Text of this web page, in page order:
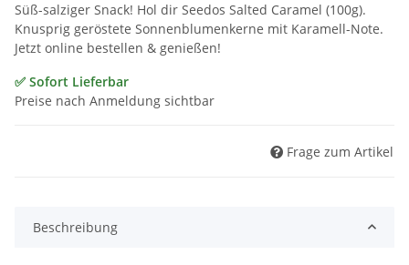
Süß-salziger Snack! Hol dir Seedos Salted Caramel (100g).
Knusprig geröstete Sonnenblumenkerne mit Karamell-Note.
Jetzt online bestellen & genießen!
✅ Sofort Lieferbar
Preise nach Anmeldung sichtbar
Frage zum Artikel
Beschreibung